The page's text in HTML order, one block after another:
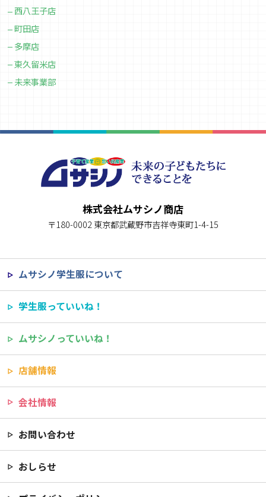
西八王子店
町田店
多摩店
東久留米店
未来事業部
株式会社ムサシノ商店
〒180-0002 東京都武蔵野市吉祥寺東町1-4-15
ムサシノ学生服について
学生服っていいね！
ムサシノっていいね！
店舗情報
会社情報
お問い合わせ
おしらせ